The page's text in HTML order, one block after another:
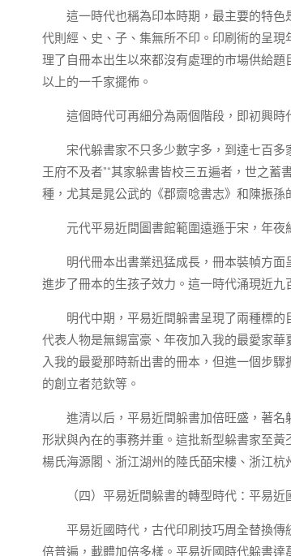
這一時代也稱為印本時期，最主要的特
代則經、史、子、集無所不印。印刷術的呈
理了自冊本出生以來都沒有處理的市場供給
以上的一千家擺佈。
這個時代可再細分為兩個階段，即初興時
宋代躲書家不只多少數字多，到達七百
王府不及者”“其家躲書皆校三五遍者，世之
種，尤其是晁公武的《郡齋唸書志》和陳振
元代平易近間圖書館範圍遠遜于宋，年夜
明代冊本出書業迅猛成長，冊本裝幀方
進步了冊本的生孩子效力。這一時代涌現近
明代中期，平易近間躲書呈現了兩種標
代表人物是無錫富豪、年夜加入我的最愛家
入我的最愛那時新出書的冊本，但進一個步
的創立者范欽等。
進清以后，平易近間躲書加倍旺盛，著
形狀與內在的事務并重。這批新型躲書家至
楊氏海源閣、浙江湖州的陸氏皕宋樓、浙江
（四）平易近間躲書的轉型時代：平易近
平易近國時代，古代印刷技巧周全替換
倍普遍，載體加倍多樣。平易近國時代躲書達